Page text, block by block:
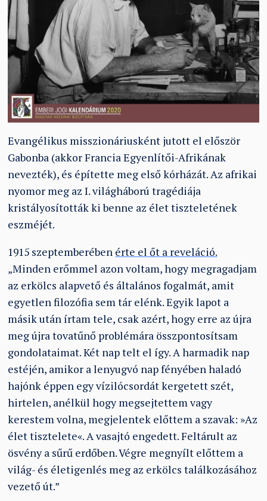
Evangélikus misszionáriusként jutott el először
Gabonba (akkor Francia Egyenlítői-Afrikának
nevezték), és építette meg első kórházát. Az afrikai
nyomor meg az I. világháború tragédiája
kristályosították ki benne az élet tiszteletének
eszméjét.
1915 szeptemberében érte el őt a reveláció.
„Minden erőmmel azon voltam, hogy megragadjam
az erkölcs alapvető és általános fogalmát, amit
egyetlen filozófia sem tár elénk. Egyik lapot a
másik után írtam tele, csak azért, hogy erre az újra
meg újra tovatűnő problémára összpontosítsam
gondolataimat. Két nap telt el így. A harmadik nap
estéjén, amikor a lenyugvó nap fényében haladó
hajónk éppen egy vízilócsordát kergetett szét,
hirtelen, anélkül hogy megsejtettem vagy
kerestem volna, megjelentek előttem a szavak: »Az
élet tisztelete«. A vasajtó engedett. Feltárult az
ösvény a sűrű erdőben. Végre megnyílt előttem a
világ- és életigenlés meg az erkölcs találkozásához
vezető út.”